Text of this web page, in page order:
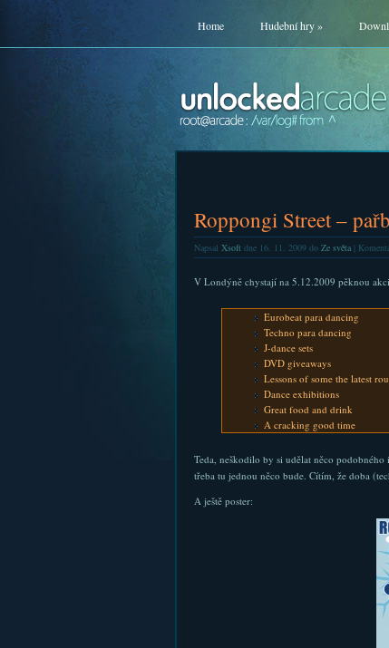
Home Hudební hry»
Roppongi Street –
Napsal Xsoftdne 16. 11. 2009 do Ze světa|
V Londýně chystají na 5.12.2009 pěknou
Eurobeat para dancing
Techno para dancing
J-dance sets
DVD giveaways
Lessons of some the latest
Dance exhibitions
Great food and drink
A cracking good time
Teda, neškodilo by si udělat něco
třeba tu jednou něco bude. Cítím, že doba
A ještě poster: